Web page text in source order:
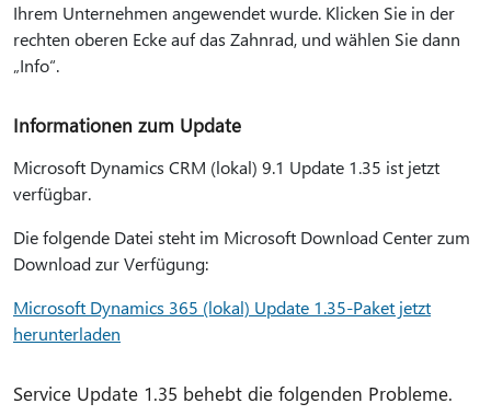
Ihrem Unternehmen angewendet wurde. Klicken Sie in der
rechten oberen Ecke auf das Zahnrad, und wählen Sie dann
„Info“.
Informationen zum Update
Microsoft Dynamics CRM (lokal) 9.1 Update 1.35 ist jetzt
verfügbar.
Die folgende Datei steht im Microsoft Download Center zum
Download zur Verfügung:
Microsoft Dynamics 365 (lokal) Update 1.35-Paket jetzt
herunterladen
Service Update 1.35 behebt die folgenden Probleme.